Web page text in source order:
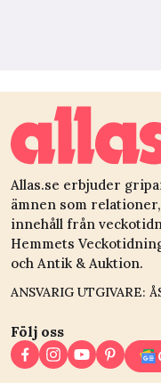
Allas.se erbjuder
ämnen som
innehåll från
Hemmets
och Antik & Auktion.
ANSVARIG UTGIVARE:
Följ oss